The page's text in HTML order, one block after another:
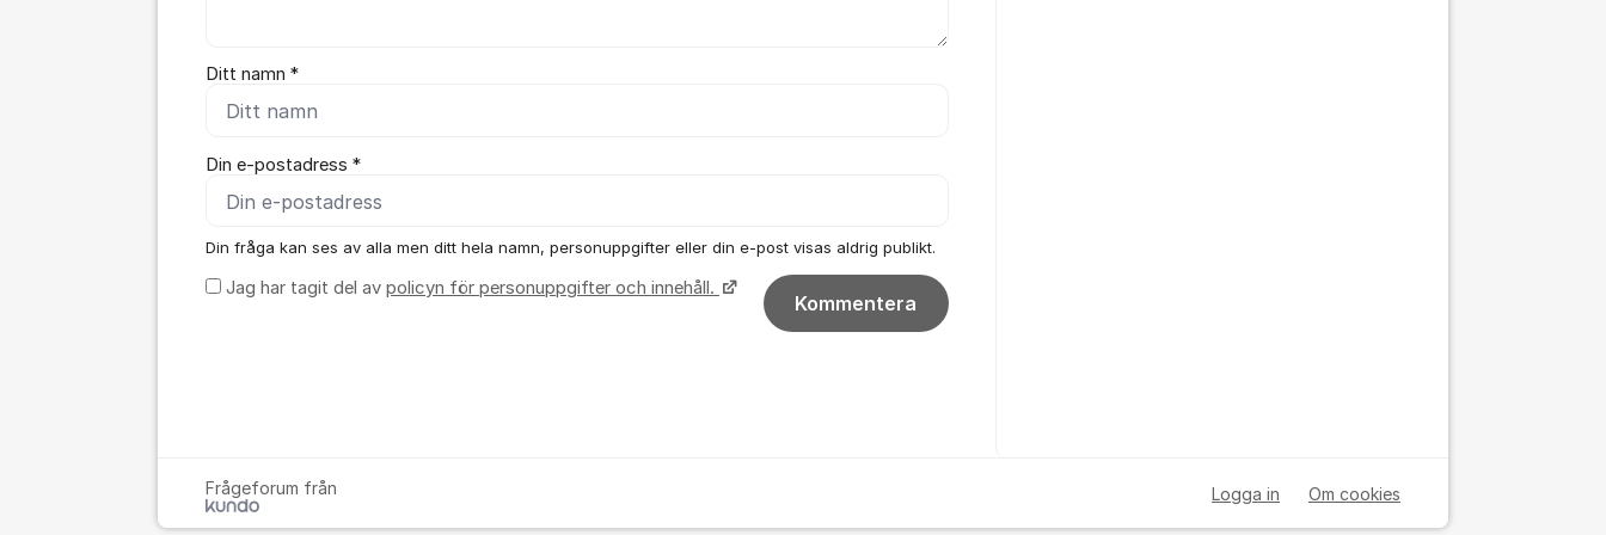
Ditt namn *
Din e-postadress *
Din fråga kan ses av alla men ditt hela namn, personuppgifter eller din e-post visas aldrig publikt.
Jag har tagit del av policyn för personuppgifter och innehåll.
Kommentera
Frågeforum från Logga in Om cookies